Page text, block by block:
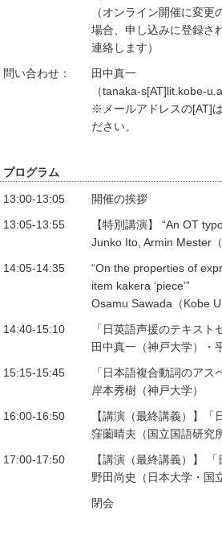
（オンライン開催に変更
場合、申し込みに登録さ
連絡します）
問い合わせ：
⽥中真⼀
（tanaka-s[AT]lit.kobe-
※メールアドレスの[AT]
ださい。
プログラム
13:00-13:05
開催の挨拶
13:05-13:55
【特別講演】 “An OT
Junko Ito, Armin Mester
14:05-14:35
“On the properties of
item kakera ‘piece’”
Osamu Sawada（Kobe
14:40-15:10
「日英語声援のテキスト
田中真一（神戸大学）・
15:15-15:45
「日本語複合動詞のアス
岸本秀樹（神戸大学）
16:00-16:50
【講演（最終講義）】「
窪薗晴夫（国立国語研究
17:00-17:50
【講演（最終講義）】
野田尚史（日本大学・国
閉会